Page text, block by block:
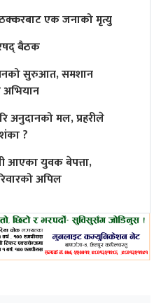
एक जनाको मृत्यु
बैठक
वनको सुरुआत, समशान
अभियान
अनुदानको मल, प्रहरीले
?
आएका युवक बेपत्ता,
अपिल